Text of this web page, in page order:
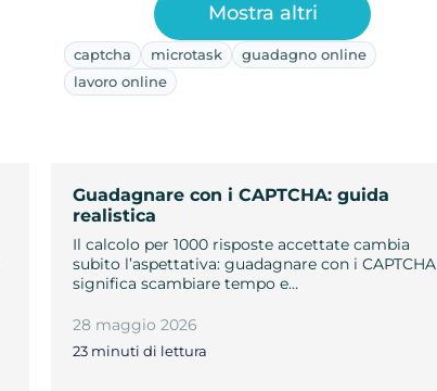
captcha microtask
guadagno online
lavoro online
Guadagnare con i CAPTCHA: guida
realistica
Il calcolo per 1000 risposte accettate cambia
subito l’aspettativa: guadagnare con i CAPTCHA
significa scambiare tempo e…
28 maggio 2026
23 minuti di lettura
Mostra altri